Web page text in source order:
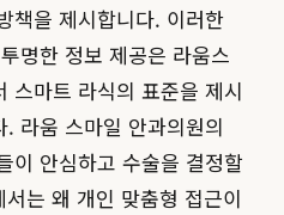
책을 제시합니다. 이러한
명한 정보 제공은 라움스
스마트 라식의 표준을 제시
라움 스마일 안과의원의
이 안심하고 수술을 결정할
는 왜 개인 맞춤형 접근이